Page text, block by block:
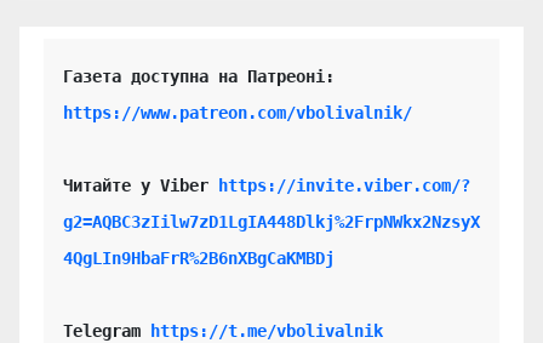
https://www.patreon.com/vbolivalnik/
Читайте у Viber
https://invite.viber.com/?
g2=AQBC3zIilw7zD1LgIA448Dlkj%2FrpNWkx2NzsyX
4QgLIn9HbaFrR%2B6nXBgCaKMBDj
Telegram https://t.me/vbolivalnik